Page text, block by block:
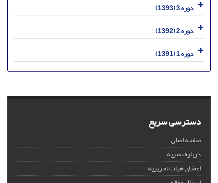
دوره 3 (1393)
دوره 2 (1392)
دوره 1 (1391)
دسترسی سریع
صفحه اصلی
درباره نشریه
اعضای هیات تحریریه